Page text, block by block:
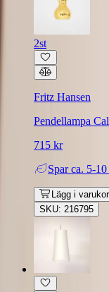
2st
Fritz Hansen
Pendellampa
715 kr
Spar ca. 5-
Lägg i
SKU: 216795